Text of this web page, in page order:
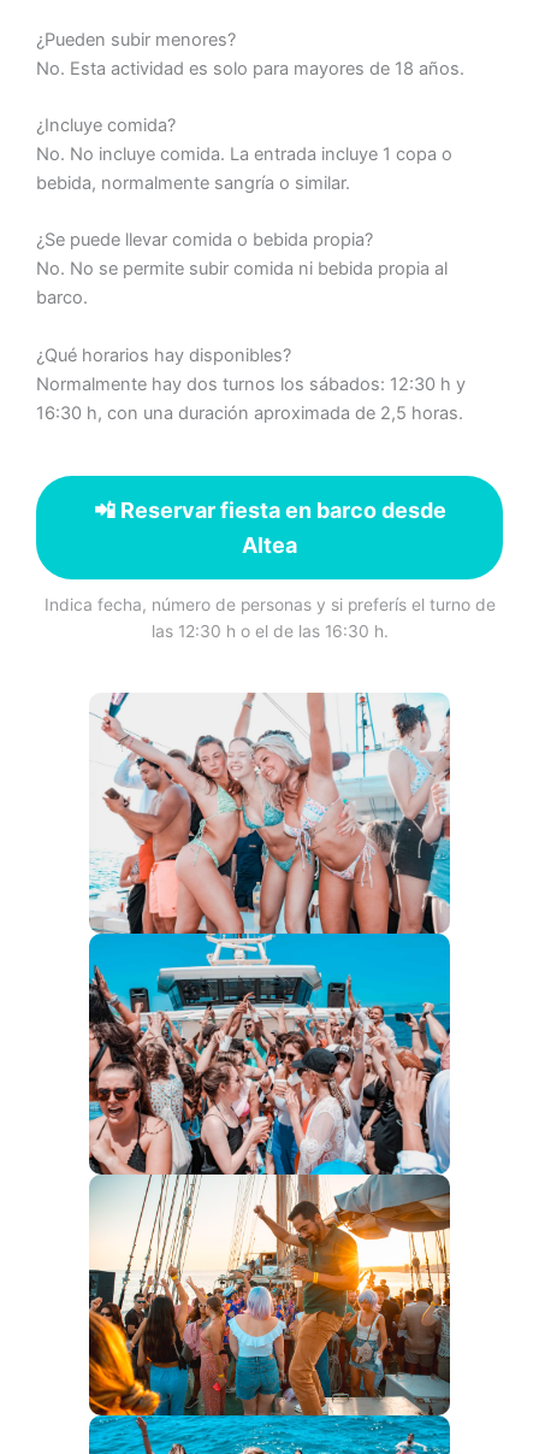
¿Pueden subir menores?
No. Esta actividad es solo para mayores de 18 años.
¿Incluye comida?
No. No incluye comida. La entrada incluye 1 copa o
bebida, normalmente sangría o similar.
¿Se puede llevar comida o bebida propia?
No. No se permite subir comida ni bebida propia al
barco.
¿Qué horarios hay disponibles?
Normalmente hay dos turnos los sábados: 12:30 h y
16:30 h, con una duración aproximada de 2,5 horas.
📲 Reservar fiesta en barco desde
Altea
Indica fecha, número de personas y si preferís el turno de
las 12:30 h o el de las 16:30 h.